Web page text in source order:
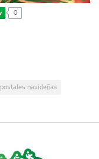
0
postales navideñas